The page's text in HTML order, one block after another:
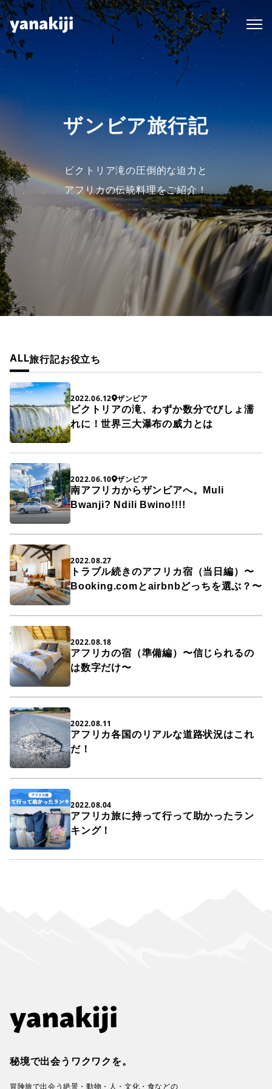
Skip
to
content
ザンビア旅行記
ビクトリア滝の圧倒的な迫力と
アフリカの伝統料理をご紹介！
ALL旅行記お役立ち
2022.06.12 ザンビア
ビクトリアの滝、わずか数分でびしょ濡
れに！世界三大瀑布の威力とは
2022.06.10 ザンビア
南アフリカからザンビアへ。Muli
Bwanji? Ndili Bwino!!!!
2022.08.27
トラブル続きのアフリカ宿（当日編）〜
Booking.comとairbnbどっちを選ぶ？〜
2022.08.18
アフリカの宿（準備編）〜信じられるの
は数字だけ〜
2022.08.11
アフリカ各国のリアルな道路状況はこれ
だ！
2022.08.04
アフリカ旅に持って行って助かったラン
キング！
秘境で出会うワクワクを。
冒険旅で出会う絶景・動物・人・文化・食などの